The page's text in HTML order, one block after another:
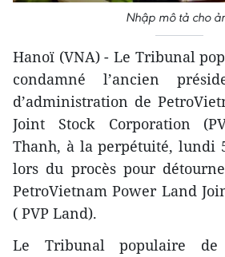
Nhập mô tả cho
Hanoï (VNA) - Le Tribunal
condamné l’ancien
d’administration de
Joint Stock Corporation
Thanh, à la perpétuité, lundi
lors du procès pour
PetroVietnam Power Land
( PVP Land).
Le Tribunal populaire